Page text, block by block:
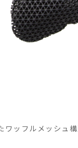
ッフルメッシュ